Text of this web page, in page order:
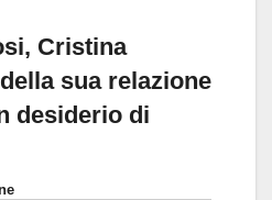
Cristina
sua relazione
desiderio di